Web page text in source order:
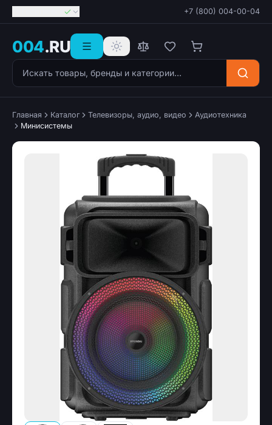
+7 (800) 004-00-04
004.RU
Поиск товаров
Главная Каталог Телевизоры, аудио, видео
Аудиотехника
Минисистемы